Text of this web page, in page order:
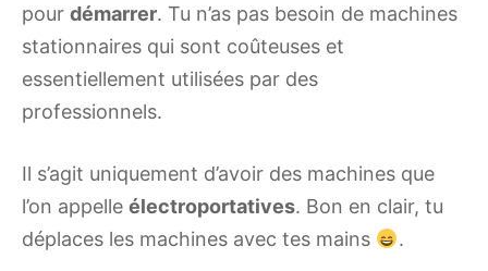
pour démarrer. Tu n’as pas besoin de machines
stationnaires qui sont coûteuses et
essentiellement utilisées par des
professionnels.
Il s’agit uniquement d’avoir des machines que
l’on appelle électroportatives. Bon en clair, tu
déplaces les machines avec tes mains
.